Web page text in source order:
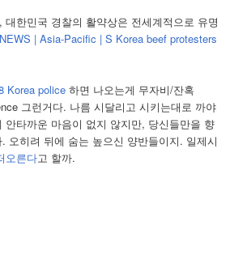
대한민국 경찰의 활약상은 전세계적으로 유명
| Asia-Pacific | S Korea beef protesters
Korea police 하면 나오는게 무자비/잔혹
그런거다. 나름 시달리고 시키는대로 까야
안타까운 마음이 없지 않지만, 당신들만을 향
오히려 뒤에 숨는 높으신 양반들이지. 일제시
오른다고 할까.